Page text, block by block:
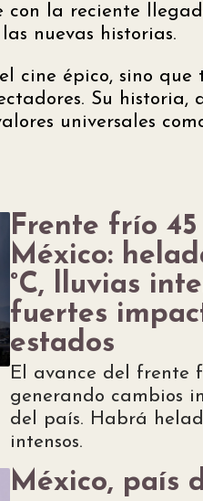
con la reciente
nuevas historias.
cine épico, sino
Su historia,
universales
Frente frío
México:
°C, lluvias
fuertes
estados
El avance del frente
generando cambios
del país. Habrá
intensos.
México, país